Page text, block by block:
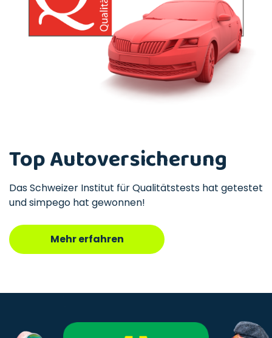
Top Autoversicherung
Das Schweizer Institut für Qualitätstests hat getestet
und simpego hat gewonnen!
Mehr erfahren